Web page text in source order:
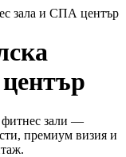
зала и СПА център
зали —
премиум визия и